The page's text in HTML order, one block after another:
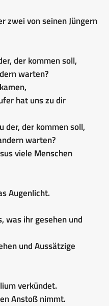
zwei von seinen Jüngern
der kommen soll,
warten?
hat uns zu dir
der, der kommen soll,
warten?
viele Menschen
Augenlicht.
was ihr gesehen und
und Aussätzige
verkündet.
Anstoß nimmt.